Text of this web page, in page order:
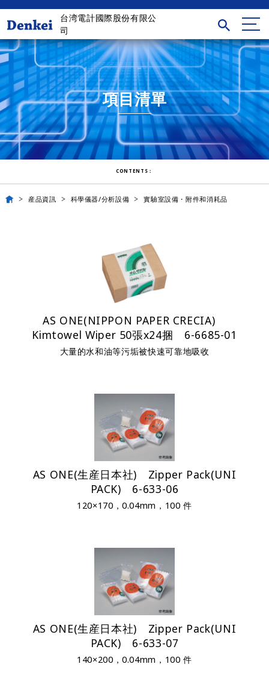
台湾電計國際股份有限公
司
項目清單
CONTENTS：
産品資訊 科學儀器/分析設備 實驗室設備・附件和消耗品
AS ONE(NIPPON PAPER CRECIA)
Kimtowel Wiper 50張x24捆 6-6685-01
大量的水和油等污垢被快速可靠地吸收
AS ONE(生産日本社) Zipper Pack(UNI
PACK) 6-633-06
120×170，0.04mm，100 件
AS ONE(生産日本社) Zipper Pack(UNI
PACK) 6-633-07
140×200，0.04mm，100 件